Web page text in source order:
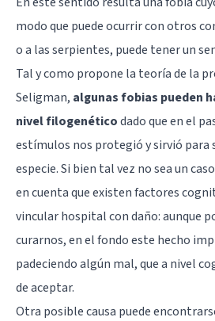
modo que puede ocurrir con otros
o a las serpientes, puede tener un
Tal y como propone la teoría de la
Seligman, algunas fobias pueden
nivel filogenéticodado que en el
estímulos nos protegió y sirvió para
especie. Si bien tal vez no sea un
en cuenta que existen factores
vincular hospital con daño: aunque
curarnos, en el fondo este hecho
padeciendo algún mal, que a nivel
de aceptar.
Otra posible causa puede